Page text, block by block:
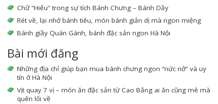
Chữ “Hiếu” trong sự tích Bánh Chưng – Bánh Dầy
Rét về, lại nhớ bánh tiêu, món bánh giản dị mà ngon miệng
Bánh giầy Quán Gánh, bánh đặc sản ngon Hà Nội
Bài mới đăng
Những địa chỉ giúp bạn mua bánh chưng ngon “nức nở” và uy
tín ở Hà Nội
Vịt quay 7 vị – món ăn đặc sản từ Cao Bằng ai ăn cũng mê mà
quên lối về